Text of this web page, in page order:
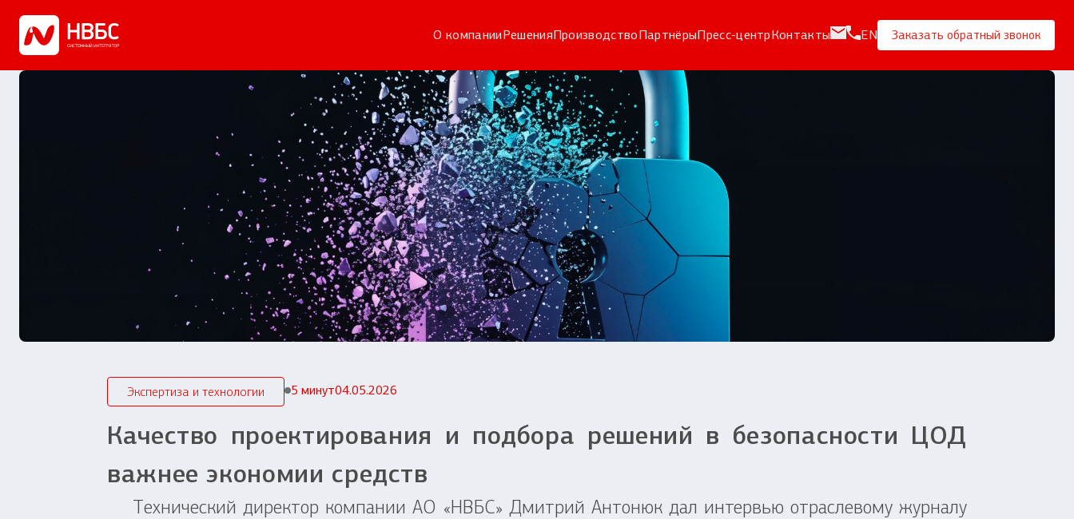
О компанииРешенияПроизводствоПартнёрыПресс-центрКонтакты EN Заказать обратный звонок
Экспертиза и технологии 5 минут04.05.2026
Качество проектирования и подбора решений в безопасности ЦОД
важнее экономии средств
Технический директор компании АО «НВБС» Дмитрий Антонюк дал интервью отраслевому журналу